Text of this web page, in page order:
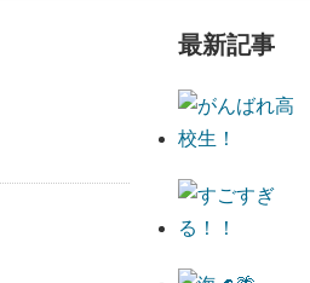
最新記事